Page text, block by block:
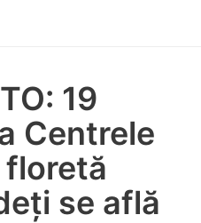
19
Centrele
floretă
se află